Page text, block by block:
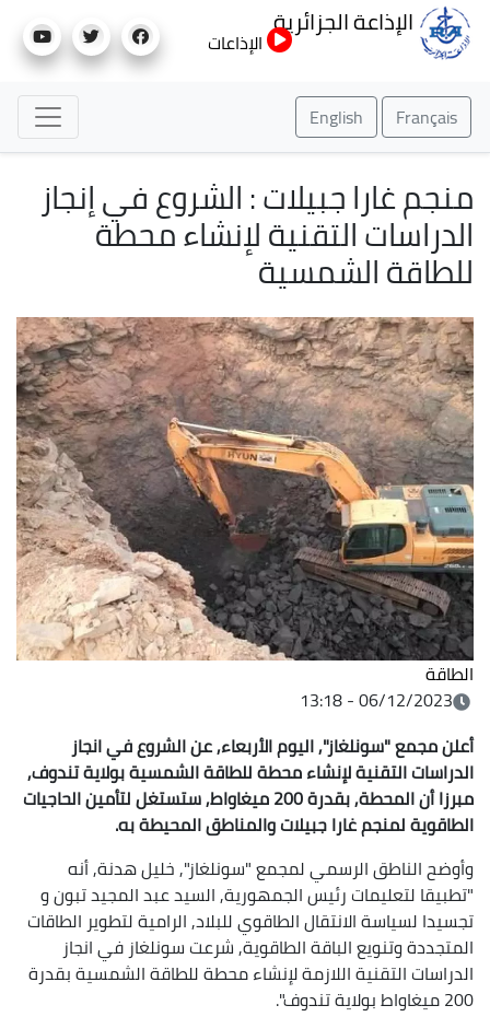
إلى
الإذاعة الجزائرية
الإذاعات
Français
English
منجم غارا جبيلات : الشروع في إنجاز
الدراسات التقنية لإنشاء محطة
للطاقة الشمسية
الطاقة
06/12/2023 - 13:18
أعلن مجمع "سونلغاز", اليوم الأربعاء, عن الشروع في انجاز
الدراسات التقنية لإنشاء محطة للطاقة الشمسية بولاية تندوف,
مبرزا أن المحطة, بقدرة 200 ميغاواط, ستستغل لتأمين الحاجيات
الطاقوية لمنجم غارا جبيلات والمناطق المحيطة به.
وأوضح الناطق الرسمي لمجمع "سونلغاز", خليل هدنة, أنه
"تطبيقا لتعليمات رئيس الجمهورية, السيد عبد المجيد تبون و
تجسيدا لسياسة الانتقال الطاقوي للبلاد, الرامية لتطوير الطاقات
المتجددة وتنويع الباقة الطاقوية, شرعت سونلغاز في انجاز
الدراسات التقنية اللازمة لإنشاء محطة للطاقة الشمسية بقدرة
200 ميغاواط بولاية تندوف".